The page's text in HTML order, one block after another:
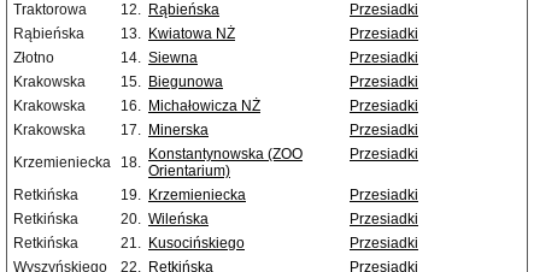
Traktorowa
12. Rąbieńska
Przesiadki
Rąbieńska
13. Kwiatowa NŻ
Przesiadki
Złotno
14. Siewna
Przesiadki
Krakowska
15. Biegunowa
Przesiadki
Krakowska
16. Michałowicza NŻ
Przesiadki
Krakowska
17. Minerska
Przesiadki
Krzemieniecka
18. Konstantynowska (ZOO
Orientarium)
Przesiadki
Retkińska 19. Krzemieniecka
Przesiadki
Retkińska
20. Wileńska
Przesiadki
Retkińska
21. Kusocińskiego
Przesiadki
Wyszyńskiego
22. Retkińska Przesiadki